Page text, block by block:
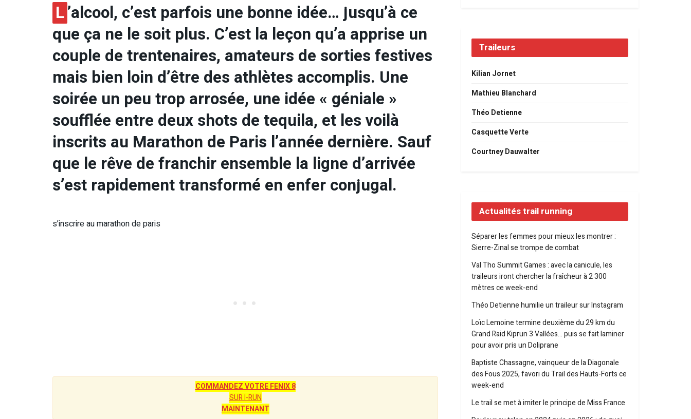
L’alcool, c’est parfois une bonne idée… jusqu’à ce
que ça ne le soit plus. C’est la leçon qu’a apprise un
couple de trentenaires, amateurs de sorties festives
mais bien loin d’être des athlètes accomplis. Une
soirée un peu trop arrosée, une idée « géniale »
soufflée entre deux shots de tequila, et les voilà
inscrits au Marathon de Paris l’année dernière. Sauf
que le rêve de franchir ensemble la ligne d’arrivée
s’est rapidement transformé en enfer conjugal.
s’inscrire au marathon de paris
COMMANDEZ VOTRE FENIX 8
SUR I-RUN
MAINTENANT
Traileurs
Kilian Jornet
Mathieu Blanchard
Théo Detienne
Casquette Verte
Courtney Dauwalter
Actualités trail running
Séparer les femmes pour mieux les montrer :
Sierre-Zinal se trompe de combat
Val Tho Summit Games : avec la canicule, les
traileurs iront chercher la fraîcheur à 2 300
mètres ce week-end
Théo Detienne humilie un traileur sur Instagram
Loïc Lemoine termine deuxième du 29 km du
Grand Raid Kiprun 3 Vallées… puis se fait laminer
pour avoir pris un Doliprane
Baptiste Chassagne, vainqueur de la Diagonale
des Fous 2025, favori du Trail des Hauts-Forts ce
week-end
Le trail se met à imiter le principe de Miss France